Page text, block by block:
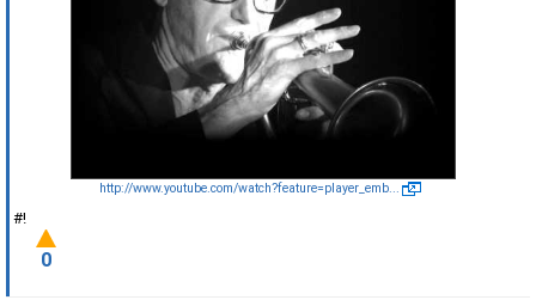
http://www.youtube.com/watch?feature=player_emb...
#!
0